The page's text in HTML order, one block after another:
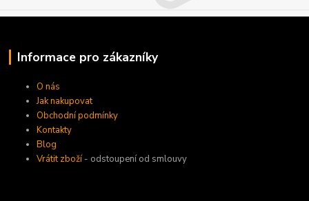
Informace pro zákazníky
O nás
Jak nakupovat
Obchodní podmínky
Kontakty
Blog
Vrátit zboží- odstoupení od smlouvy